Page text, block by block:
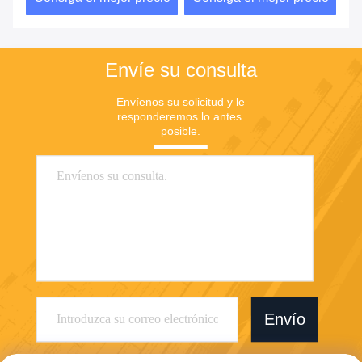
escenarios de aplicación
Envíe su consulta
Envíenos su solicitud y le
responderemos lo antes
posible.
Envío